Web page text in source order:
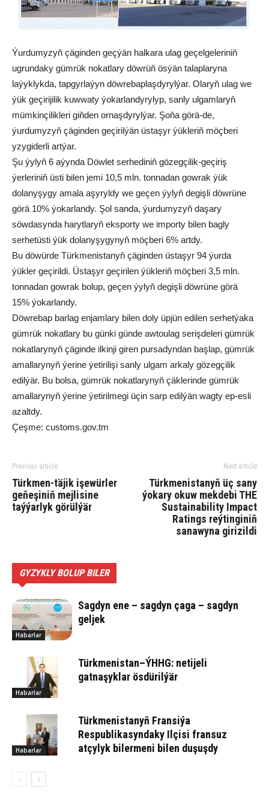
Ýurdumyzyň çäginden geçýän halkara ulag geçelgeleriniň
ugrundaky gümrük nokatlary döwrüň ösýän talaplaryna
laýyklykda, tapgyrlaýyn döwrebaplaşdyrylýar. Olaryň ulag we
ýük geçirijilik kuwwaty ýokarlandyrylyp, sanly ulgamlaryň
mümkinçilikleri giňden ornaşdyrylýar. Şoňa görä-de,
ýurdumyzyň çäginden geçirilýän üstaşyr ýükleriň möçberi
yzygiderli artýar.
Şu ýylyň 6 aýynda Döwlet serhediniň gözegçilik-geçiriş
ýerleriniň üsti bilen jemi 10,5 mln. tonnadan gowrak ýük
dolanyşygy amala aşyryldy we geçen ýylyň degişli döwrüne
görä 10% ýokarlandy. Şol sanda, ýurdumyzyň daşary
söwdasynda harytlaryň eksporty we importy bilen bagly
serhetüsti ýük dolanyşygynyň möçberi 6% artdy.
Bu döwürde Türkmenistanyň çäginden üstaşyr 94 ýurda
ýükler geçirildi. Üstaşyr geçirilen ýükleriň möçberi 3,5 mln.
tonnadan gowrak bolup, geçen ýylyň degişli döwrüne görä
15% ýokarlandy.
Döwrebap barlag enjamlary bilen doly üpjün edilen serhetýaka
gümrük nokatlary bu günki günde awtoulag serişdeleri gümrük
nokatlarynyň çäginde ilkinji giren pursadyndan başlap, gümrük
amallarynyň ýerine ýetirilişi sanly ulgam arkaly gözegçilik
edilýär. Bu bolsa, gümrük nokatlarynyň çäklerinde gümrük
amallarynyň ýerine ýetirilmegi üçin sarp edilýän wagty ep-esli
azaltdy.
Çeşme: customs.gov.tm
Previous article
Türkmen-täjik işewürler
geňeşiniň mejlisine
taýýarlyk görülýär
Next article
Türkmenistanyň üç sany
ýokary okuw mekdebi THE
Sustainability Impact
Ratings reýtinginiň
sanawyna girizildi
GYZYKLY BOLUP BILER
Habarlar
Sagdyn ene – sagdyn çaga – sagdyn
geljek
Habarlar
Türkmenistan–ÝHHG: netijeli
gatnaşyklar ösdürilýär
Habarlar
Türkmenistanyň Fransiýa
Respublikasyndaky Ilçisi fransuz
atçylyk bilermeni bilen duşuşdy